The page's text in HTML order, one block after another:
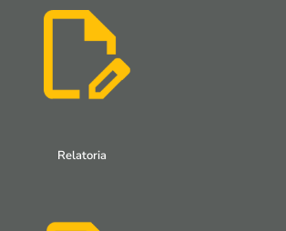
Relatoria